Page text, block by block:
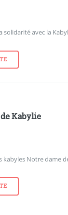
solidarité avec la
Kabylie
kabyles Notre dame